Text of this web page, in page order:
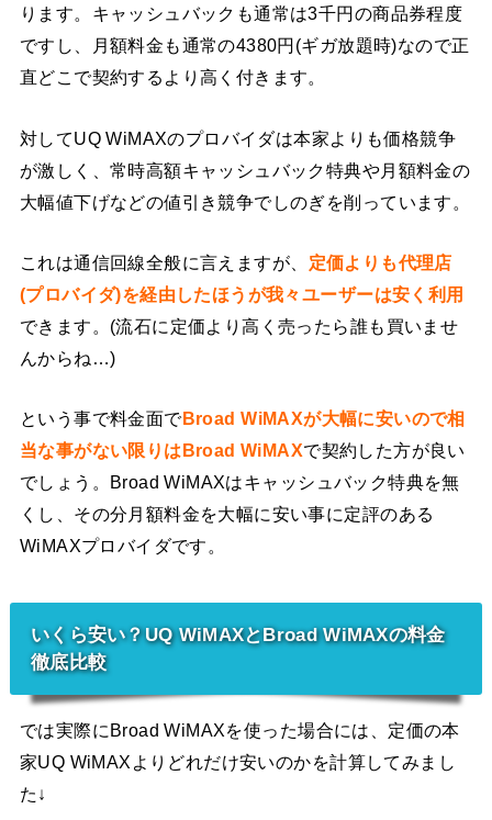
ります。キャッシュバックも通常は3千円の商品券程度
ですし、月額料金も通常の4380円(ギガ放題時)なので正
直どこで契約するより高く付きます。
対してUQ WiMAXのプロバイダは本家よりも価格競争
が激しく、常時高額キャッシュバック特典や月額料金の
大幅値下げなどの値引き競争でしのぎを削っています。
これは通信回線全般に言えますが、 定価よりも代理店
(プロバイダ)を経由したほうが我々ユーザーは安く利用
できます。(流石に定価より高く売ったら誰も買いませ
んからね…)
という事で料金面でBroad WiMAXが大幅に安いので相
当な事がない限りはBroad WiMAXで契約した方が良い
でしょう。Broad WiMAXはキャッシュバック特典を無
くし、その分月額料金を大幅に安い事に定評のある
WiMAXプロバイダです。
いくら安い？UQ WiMAXとBroad WiMAXの料金
徹底比較
では実際にBroad WiMAXを使った場合には、定価の本
家UQ WiMAXよりどれだけ安いのかを計算してみまし
た↓